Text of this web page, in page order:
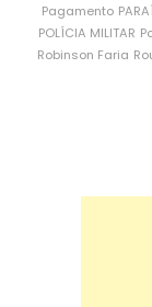
Pagamento
POLÍCIA MILITAR
Robinson Faria